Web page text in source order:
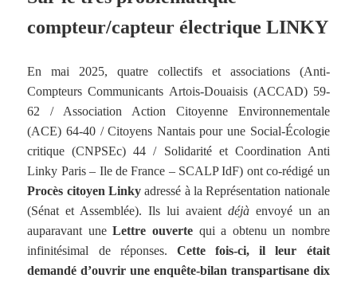
compteur/capteur électrique LINKY
En mai 2025, quatre collectifs et associations (Anti-
Compteurs Communicants Artois-Douaisis (ACCAD) 59-
62 / Association Action Citoyenne Environnementale
(ACE) 64-40 / Citoyens Nantais pour une Social-Écologie
critique (CNPSEc) 44 / Solidarité et Coordination Anti
Linky Paris – Ile de France – SCALP IdF) ont co-rédigé un
Procès citoyen Linky adressé à la Représentation nationale
(Sénat et Assemblée). Ils lui avaient déjà envoyé un an
auparavant uneLettre ouverte qui a obtenu un nombre
infinitésimal de réponses. Cette fois-ci, il leur était
demandé d’ouvrir une enquête-bilan transpartisane dix